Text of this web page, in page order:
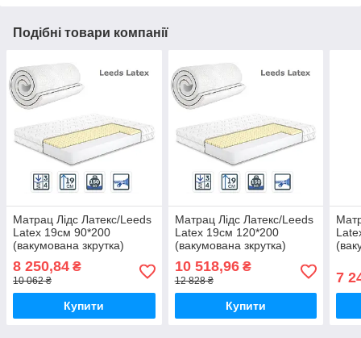
Подібні товари компанії
Матрац Лідс Латекс/Leeds
Latex 19см 90*200
(вакумована зкрутка)
8 250,84 ₴
10 062 ₴
Купити
Матрац Лідс Латекс/Leeds
Latex 19см 120*200
(вакумована зкрутка)
10 518,96₴
12 828 ₴
Купити
7